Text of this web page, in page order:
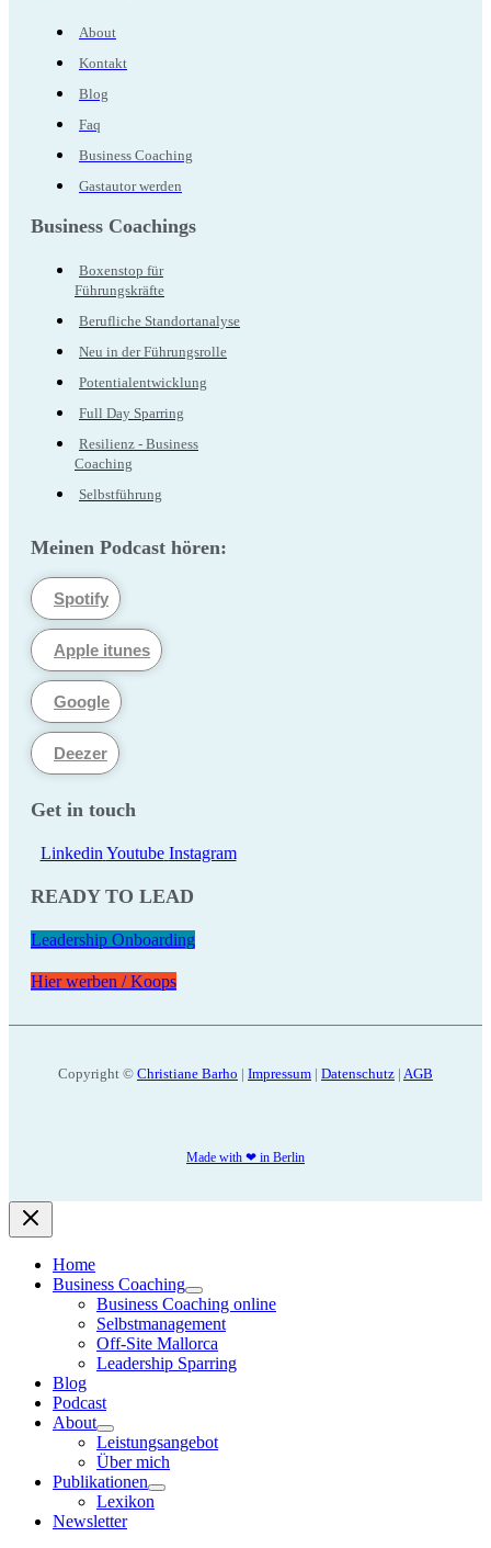
About
Kontakt
Blog
Faq
Business Coaching
Gastautor werden
Business Coachings
Boxenstop für
Führungskräfte
Berufliche Standortanalyse
Neu in der Führungsrolle
Potentialentwicklung
Full Day Sparring
Resilienz - Business
Coaching
Selbstführung
Meinen Podcast hören:
Spotify
Apple itunes
Google
Deezer
Get in touch
Linkedin Youtube Instagram
READY TO LEAD
Leadership Onboarding
Hier werben / Koops
Copyright © Christiane Barho | Impressum | Datenschutz | AGB
Made with ❤ in Berlin
Home
Business Coaching
Business Coaching online
Selbstmanagement
Off-Site Mallorca
Leadership Sparring
Blog
Podcast
About
Leistungsangebot
Über mich
Publikationen
Lexikon
Newsletter